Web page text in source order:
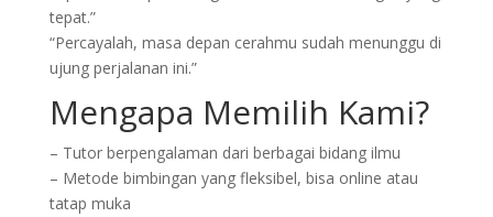
tepat.”
“Percayalah, masa depan cerahmu sudah menunggu di
ujung perjalanan ini.”
Mengapa Memilih Kami?
– Tutor berpengalaman dari berbagai bidang ilmu
– Metode bimbingan yang fleksibel, bisa online atau
tatap muka